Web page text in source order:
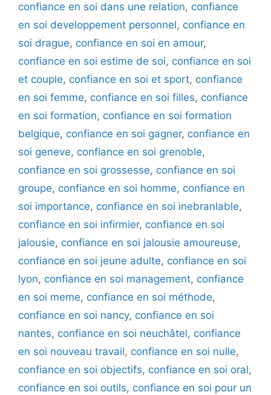
confiance en soi dans une relation, confiance
en soi developpement personnel, confiance en
soi drague, confiance en soi en amour,
confiance en soi estime de soi, confiance en soi
et couple, confiance en soi et sport, confiance
en soi femme, confiance en soi filles, confiance
en soi formation, confiance en soi formation
belgique, confiance en soi gagner, confiance en
soi geneve, confiance en soi grenoble,
confiance en soi grossesse, confiance en soi
groupe, confiance en soi homme, confiance en
soi importance, confiance en soi inebranlable,
confiance en soi infirmier, confiance en soi
jalousie, confiance en soi jalousie amoureuse,
confiance en soi jeune adulte, confiance en soi
lyon, confiance en soi management, confiance
en soi meme, confiance en soi méthode,
confiance en soi nancy, confiance en soi
nantes, confiance en soi neuchâtel, confiance
en soi nouveau travail, confiance en soi nulle,
confiance en soi objectifs, confiance en soi oral,
confiance en soi outils, confiance en soi pour un